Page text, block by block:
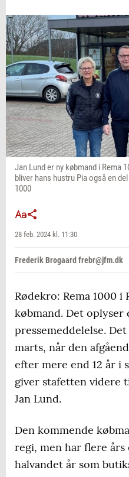
Jan Lund er ny købmand i Rema
bliver hans hustru Pia også en
1000
28 feb. 2024 kl. 11:30
Frederik Brogaard frebr@jfm.dk
Rødekro: Rema 1000 i
købmand. Det
pressemeddelelse.
marts, når den
efter mere end 12 år i
giver stafetten videre
Jan Lund.
Den kommende
regi, men har flere
halvandet år som